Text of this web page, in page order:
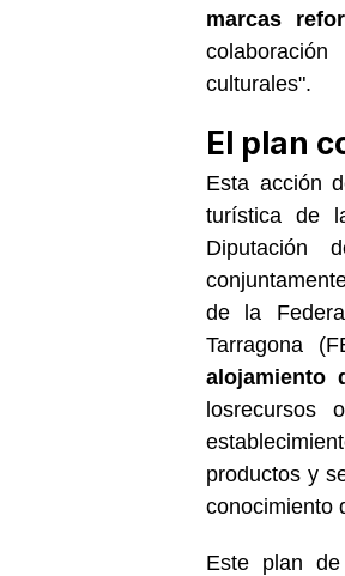
marcas
culturales".
El plan
Esta acción
turística de
Diputación
de la
Tarragona
alojamiento
losrecursos
productos y
conocimiento
Este plan